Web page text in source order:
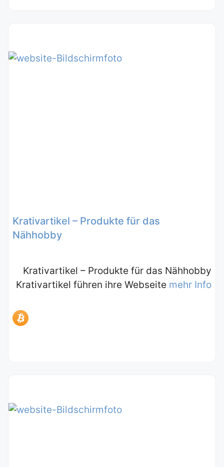
Krativartikel – Produkte für das
Nähhobby
Krativartikel – Produkte für das Nähhobby
Krativartikel führen ihre Webseite mehr Info